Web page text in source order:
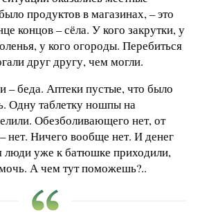
продуктов в магазинах, – это
концов – сёла. У кого закрутки, у
у кого огороды. Перебиться
друг другу, чем могли.
– беда. Аптеки пустые, что было
Одну таблетку ношпы на
Обезболивающего нет, от
нет. Ничего вообще нет. И денег
люди уже к батюшке приходили,
А чем тут поможешь?..